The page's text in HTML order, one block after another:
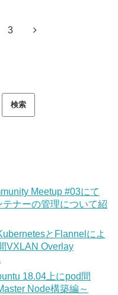
3
検索
Meetup #03にて
ナーの管理について紹
とFlannelによ
VXLAN Overlay
18.04上にpod間
Node構築編～